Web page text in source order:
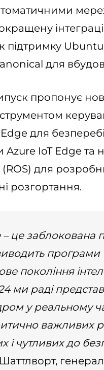
підтримку
для
пропонує
для
Azure IoT Edge та
для
розгортання.
це заблокована
програми
покоління
ми раді
у реальному
важливих
і чутливих до